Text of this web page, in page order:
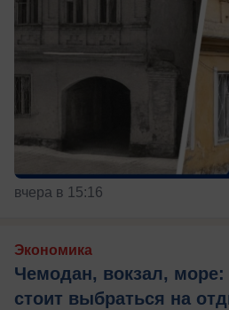
вчера в 15:16
Экономика
Чемодан, вокзал, море:
стоит выбраться на